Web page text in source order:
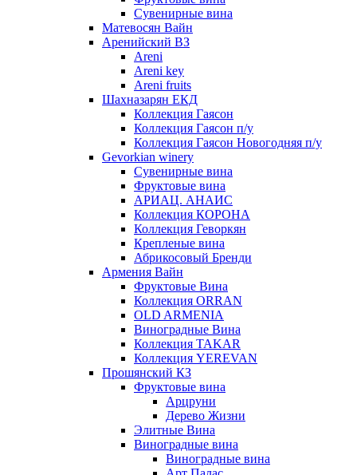
Cувенирные вина
Матевосян Вайн
Аренийский ВЗ
Areni
Areni key
Areni fruits
Шахназарян ЕКД
Коллекция Гаясон
Коллекция Гаясон п/у
Коллекция Гаясон Новогодняя п/у
Gevorkian winery
Сувенирные вина
Фруктовые вина
АРИАЦ. АНАИС
Коллекция КОРОНА
Коллекция Геворкян
Крепленые вина
Абрикосовый Бренди
Армения Вайн
Фруктовые Вина
Коллекция ORRAN
OLD ARMENIA
Виноградные Вина
Коллекция TAKAR
Коллекция YEREVAN
Прошянский КЗ
Фруктовые вина
Арцруни
Дерево Жизни
Элитные Вина
Виноградные вина
Виноградные вина